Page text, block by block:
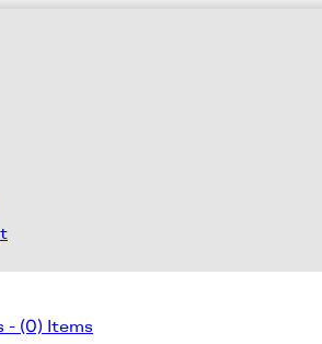
- (0) Items